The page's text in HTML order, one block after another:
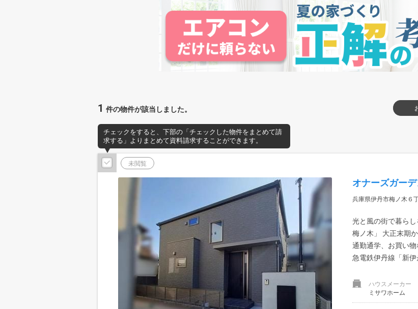
1 件の物件が該当しました。
チェックをすると、下部の「チェックした物件をまとめて請
求する」よりまとめて資料請求することができます。
未閲覧
オナーズガー
兵庫県伊丹市梅ノ木６
光と風の街で暮ら
梅ノ木」 大正末期
通勤通学、お買い
急電鉄伊丹線「新伊
ハウスメーカー
ミサワホーム